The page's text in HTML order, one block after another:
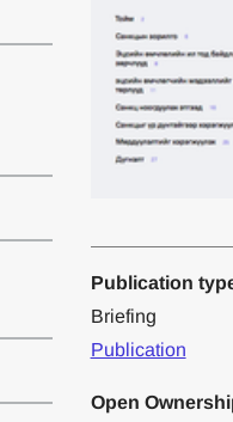
Publication
Briefing
Publication
Open